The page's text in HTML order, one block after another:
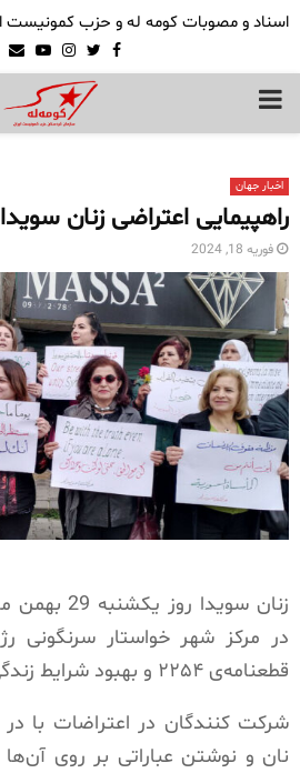
اسناد و مصوبات کومه له و حزب کمونیست
Facebook
Twitter
PRIMARY
اخبار جهان
راهپیمایی اعتراضی زنان
فوریه 18, 2024
زنان سویدا
در مرکز شهر خواستار سرنگونی
قطعنامه‌ی ٢٢۵۴ و بهبود شرایط زندگی شدند.
شرکت کنندگان در اعتراضات با
نان و نوشتن عباراتی بر روی آن‌ها